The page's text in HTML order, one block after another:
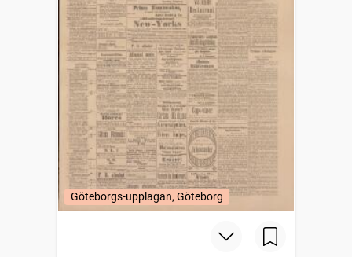
Göteborgs-upplagan, Göteborg